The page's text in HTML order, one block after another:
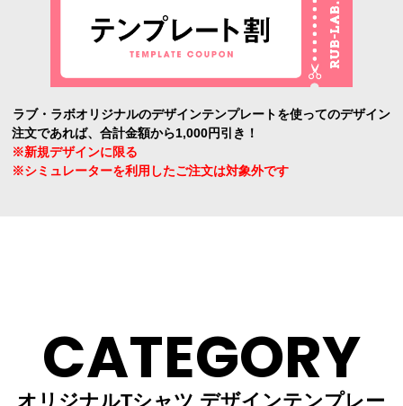
ラブ・ラボオリジナルのデザインテンプレートを使ってのデザイン
注文であれば、合計金額から1,000円引き！
※新規デザインに限る
※シミュレーターを利用したご注文は対象外です
CATEGORY
オリジナルTシャツ デザインテンプレー